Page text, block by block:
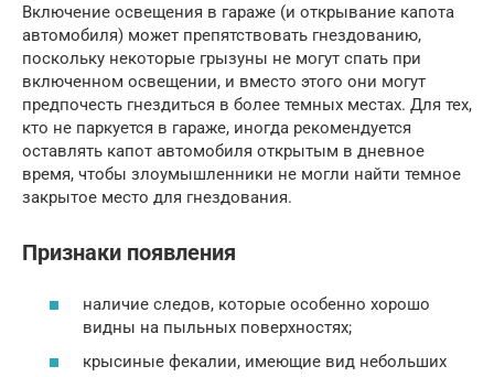
Включение освещения в гараже (и открывание капота
автомобиля) может препятствовать гнездованию,
поскольку некоторые грызуны не могут спать при
включенном освещении, и вместо этого они могут
предпочесть гнездиться в более темных местах. Для тех,
кто не паркуется в гараже, иногда рекомендуется
оставлять капот автомобиля открытым в дневное
время, чтобы злоумышленники не могли найти темное
закрытое место для гнездования.
Признаки появления
наличие следов, которые особенно хорошо
видны на пыльных поверхностях;
крысиные фекалии, имеющие вид небольших